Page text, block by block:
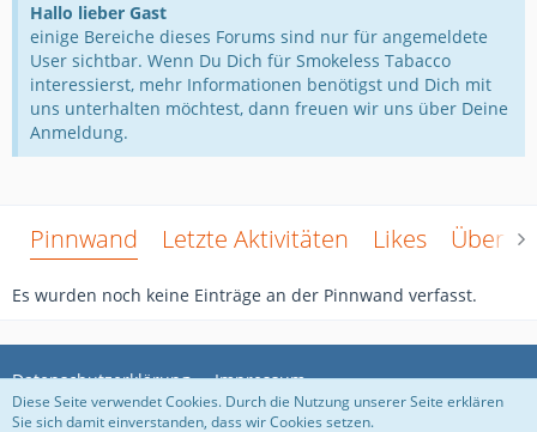
Hallo lieber Gast
einige Bereiche dieses Forums sind nur für angemeldete
User sichtbar. Wenn Du Dich für Smokeless Tabacco
interessierst, mehr Informationen benötigst und Dich mit
uns unterhalten möchtest, dann freuen wir uns über Deine
Anmeldung.
Pinnwand Letzte Aktivitäten Likes Über
Es wurden noch keine Einträge an der Pinnwand verfasst.
Datenschutzerklärung Impressum
Diese Seite verwendet Cookies. Durch die Nutzung unserer Seite erklären
Sie sich damit einverstanden, dass wir Cookies setzen.